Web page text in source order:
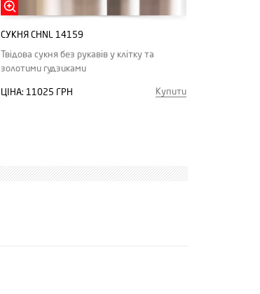
СУКНЯ CHNL 14159
Твідова сукня без рукавів у клітку та
золотими гудзиками
ЦІНА: 11025 ГРН Купити